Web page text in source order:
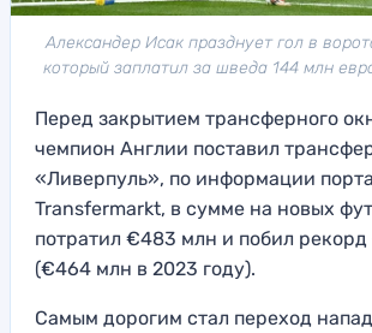
Александер Исак празднует гол в
который заплатил за шведа 144 млн
Перед закрытием трансферного
чемпион Англии поставил
«Ливерпуль», по информации
Transfermarkt, в сумме на новых
потратил €483 млн и побил
(€464 млн в 2023 году).
Самым дорогим стал переход